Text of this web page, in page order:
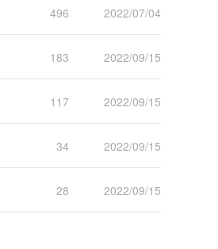
496 2022/07/04
183 2022/09/15
117 2022/09/15
34 2022/09/15
28 2022/09/15